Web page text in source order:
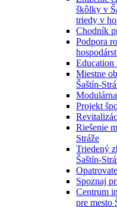
škôlky v
triedy v
Chodník
Podpora
Miestne
Šaštín-
Projekt
Riešenie
Stráže
Triedený
Šaštín-
Spoznaj
Centrum
pre mesto